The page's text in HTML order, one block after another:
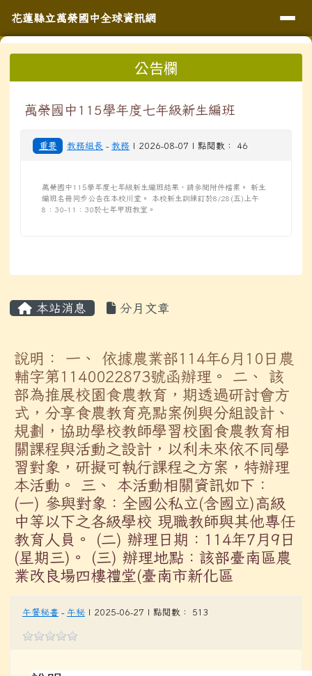
花蓮縣立萬榮國中全球資訊網
導覽列
花蓮縣立萬榮國中全球資訊網
公告欄
萬榮國中115學年度七年級新生編班
重要 教務組長 -教務 | 2026-08-07 | 點閱數： 46
萬榮國中115學年度七年級新生編班結果，請參閱附件檔案。 新生
編班名冊同步公告在本校川堂。 本校新生訓練訂於8/28(五)上午
8：30-11：30於七年甲班教室。
本站消息 分月文章
說明： 一、 依據農業部114年6月10日農
輔字第1140022873號函辦理。 二、 該
部為推展校園食農教育，期透過研討會方
式，分享食農教育亮點案例與分組設計、
規劃，協助學校教師學習校園食農教育相
關課程與活動之設計，以利未來依不同學
習對象，研擬可執行課程之方案，特辦理
本活動。 三、 本活動相關資訊如下：
(一) 參與對象：全國公私立(含國立)高級
中等以下之各級學校 現職教師與其他專任
教育人員。 (二) 辦理日期：114年7月9日
(星期三)。 (三) 辦理地點：該部臺南區農
業改良場四樓禮堂(臺南市新化區
午餐秘書 - 午秘 | 2025-06-27 | 點閱數： 513
頁尾區域